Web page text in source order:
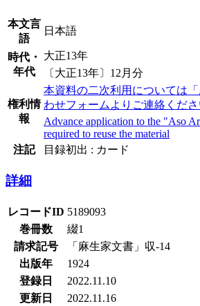
本文言
語
日本語
時代・
年代
大正13年
〔大正13年〕12月分
権利情
報
本資料の二次利用については
わせフォームよりご連絡くださ
Advance application to the "Aso
required to reuse the material
注記
目録初出 : カード
詳細
レコードID 5189093
巻冊数
綴1
請求記号
「麻生家文書」収-14
出版年
1924
登録日
2022.11.10
更新日
2022.11.16